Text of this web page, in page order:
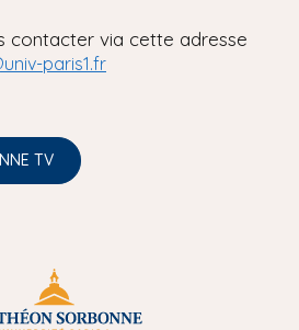
contacter via cette adresse
paris1.fr
TV